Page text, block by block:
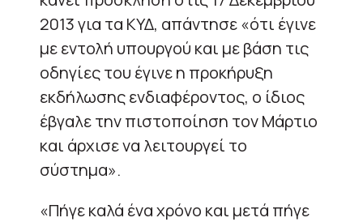
2013 για τα ΚΥΔ, απάντησε «ότι έγινε
με εντολή υπουργού και με βάση τις
οδηγίες του έγινε η προκήρυξη
εκδήλωσης ενδιαφέροντος, ο ίδιος
έβγαλε την πιστοποίηση τον Μάρτιο
και άρχισε να λειτουργεί το
σύστημα».
«Πήγε καλά ένα χρόνο και μετά πήγε